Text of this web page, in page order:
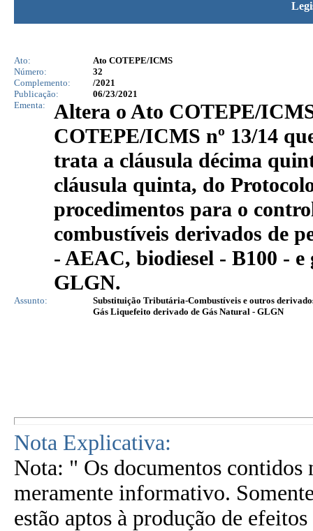
Ato:
Ato COTEPE/ICMS
Número:
32
Complemento:
/2021
Publicação:
06/23/2021
Ementa:
Altera o Ato COTEPE/
COTEPE/ICMS nº 13/14
trata a cláusula décima
cláusula quinta, do
procedimentos para o
combustíveis derivados de
- AEAC, biodiesel - B100 -
GLGN.
Assunto:
Substituição Tributária-Combustíveis e outros
Gás Liquefeito derivado de Gás Natural - GLGN
Nota Explicativa:
Nota: " Os documentos contidos
meramente informativo.
estão aptos à produção de